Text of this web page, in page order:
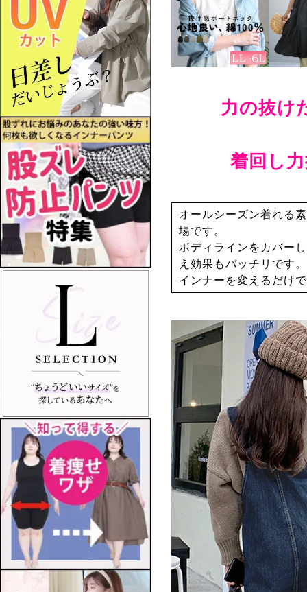
力の抜け
着回し
オールシーズン着れる
場です。
ボディラインをカバー
え効果もバッチリです。
インナーを変えるだけ